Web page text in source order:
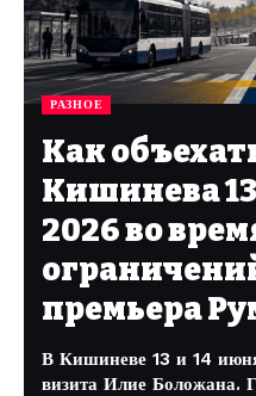
РАЗНОЕ
Как
Кишинева
2026 во
премьера
В Кишиневе 13 и 14
визита Илие Боложана.